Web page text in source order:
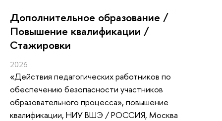
Дополнительное образование /
Повышение квалификации /
Стажировки
2026
«Действия педагогических работников по
обеспечению безопасности участников
образовательного процесса», повышение
квалификации, НИУ ВШЭ / РОССИЯ, Москва